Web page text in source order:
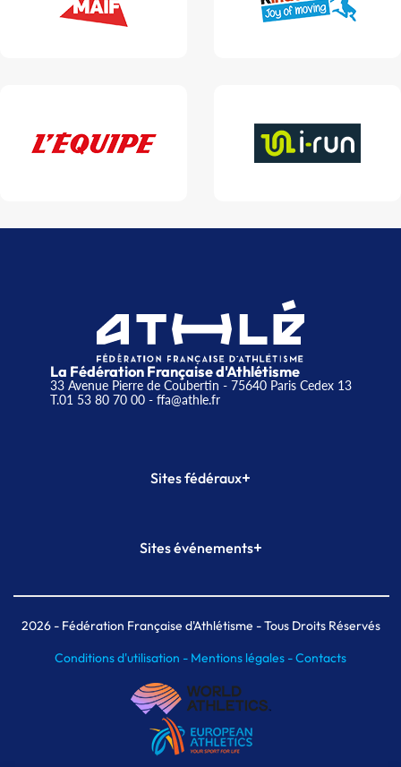
La Fédération Française d'Athlétisme
33 Avenue Pierre de Coubertin - 75640 Paris Cedex 13
T.01 53 80 70 00- ffa@athle.fr
Sites fédéraux+
Plateforme Formation
Sites événements+
Meeting de Paris indoor
MAIF Ekiden de Paris
2026- Fédération Française d'Athlétisme - Tous Droits Réservés
Conditions d'utilisation - Mentions légales -Contacts